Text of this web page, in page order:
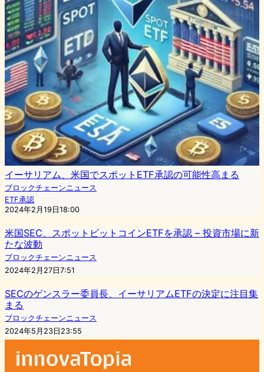
イーサリアム、米国でスポットETF承認の可能性高まる
ブロックチェーンニュース
ETF承認
2024年2月19日18:00
米国SEC、スポットビットコインETFを承認 – 投資市場に新
たな波動
ブロックチェーンニュース
2024年2月27日7:51
SECのゲンスラー委員長、イーサリアムETFの決定に注目集
まる
ブロックチェーンニュース
2024年5月23日23:55